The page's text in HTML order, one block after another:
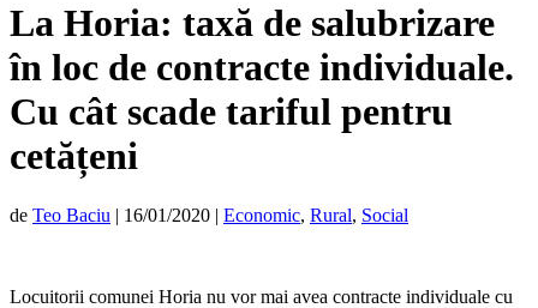
La Horia: taxă de salubrizare
în loc de contracte individuale.
Cu cât scade tariful pentru
cetățeni
de Teo Baciu | 16/01/2020 | Economic, Rural, Social
Locuitorii comunei Horia nu vor mai avea contracte individuale cu